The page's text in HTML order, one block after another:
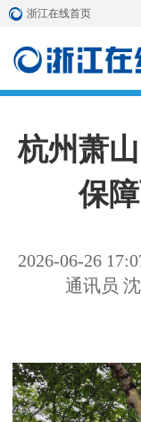
浙江在线首页
杭州萧
保
2026-06-26
通讯员